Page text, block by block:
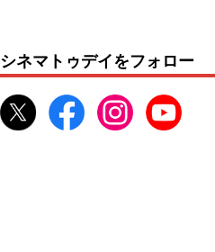
シネマトゥデイをフォロー